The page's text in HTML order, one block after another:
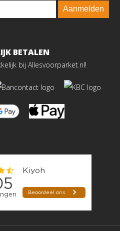
Aanmelden
BETALEN
bij Allesvoorparket.nl!